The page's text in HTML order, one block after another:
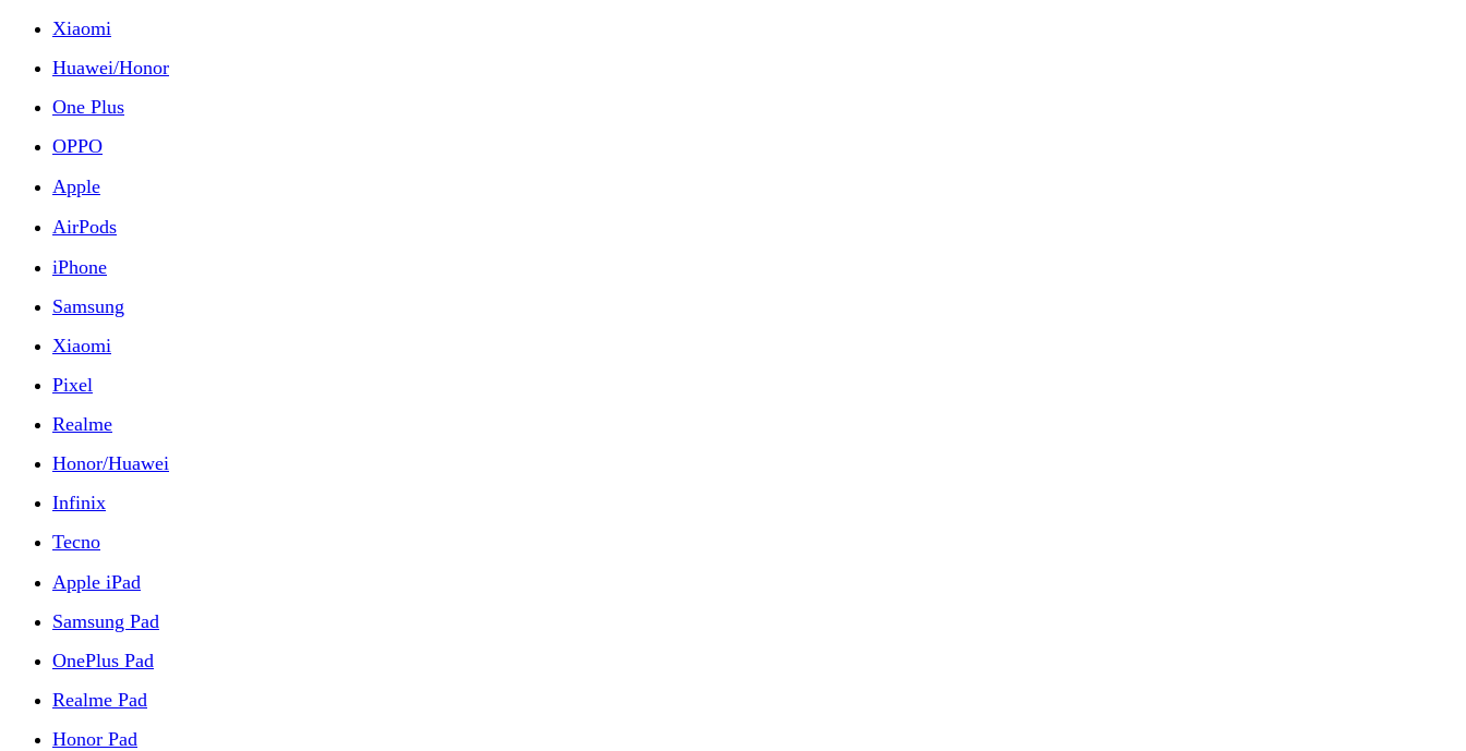
Xiaomi
Huawei/Honor
One Plus
OPPO
Apple
AirPods
iPhone
Samsung
Xiaomi
Pixel
Realme
Honor/Huawei
Infinix
Tecno
Apple iPad
Samsung Pad
OnePlus Pad
Realme Pad
Honor Pad